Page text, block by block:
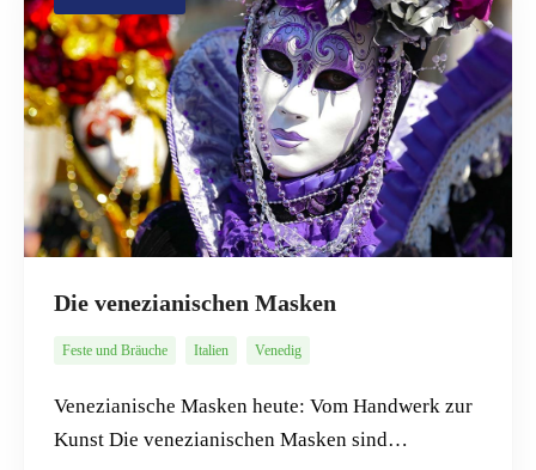
Die venezianischen Masken
Feste und Bräuche Italien Venedig
Venezianische Masken heute: Vom Handwerk zur
Kunst Die venezianischen Masken sind…